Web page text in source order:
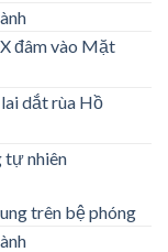
đâm vào Mặt
dắt rùa Hồ
tự nhiên
trên bệ phóng